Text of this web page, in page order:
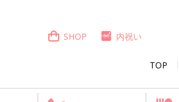
TOP
SHOP 内祝い